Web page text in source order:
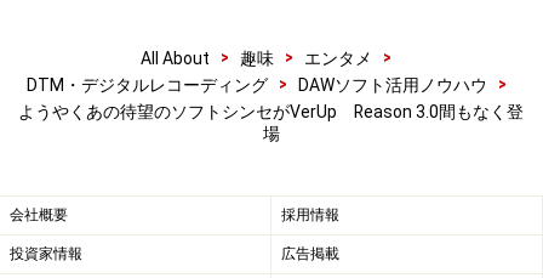
All About > 趣味 > エンタメ
>
DTM・デジタルレコーディング
> DAWソフト活用ノウハウ
>
ようやくあの待望のソフトシンセがVerUp Reason 3.0間もなく登
場
会社概要 採用情報
投資家情報 広告掲載